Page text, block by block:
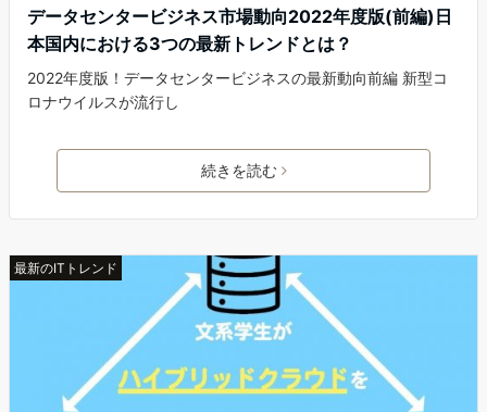
データセンタービジネス市場動向2022年度版(前編)日
本国内における3つの最新トレンドとは？
2022年度版！データセンタービジネスの最新動向前編 新型コ
ロナウイルスが流行し
続きを読む
最新のITトレンド